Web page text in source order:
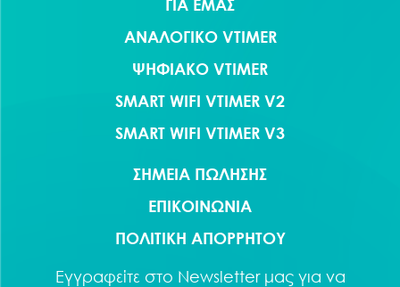
ΓΙΑ ΕΜΑΣ
ΑΝΑΛΟΓΙΚΟ VTIMER
ΨΗΦΙΑΚΟ VTIMER
SMART WIFI VTIMER V2
SMART WIFI VTIMER V3
ΣΗΜΕΙΑ ΠΩΛΗΣΗΣ
ΕΠΙΚΟΙΝΩΝΙΑ
ΠΟΛΙΤΙΚΗ ΑΠΟΡΡΗΤΟΥ
Εγγραφείτε στο Newsletterμας για να